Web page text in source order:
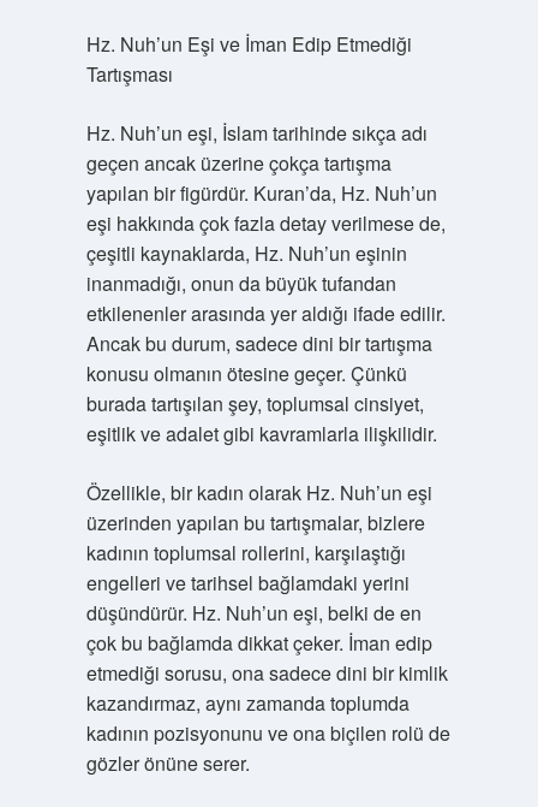
Hz. Nuh’un Eşi ve İman Edip Etmediği
Tartışması
Hz. Nuh’un eşi, İslam tarihinde sıkça adı
geçen ancak üzerine çokça tartışma
yapılan bir figürdür. Kuran’da, Hz. Nuh’un
eşi hakkında çok fazla detay verilmese de,
çeşitli kaynaklarda, Hz. Nuh’un eşinin
inanmadığı, onun da büyük tufandan
etkilenenler arasında yer aldığı ifade edilir.
Ancak bu durum, sadece dini bir tartışma
konusu olmanın ötesine geçer. Çünkü
burada tartışılan şey, toplumsal cinsiyet,
eşitlik ve adalet gibi kavramlarla ilişkilidir.
Özellikle, bir kadın olarak Hz. Nuh’un eşi
üzerinden yapılan bu tartışmalar, bizlere
kadının toplumsal rollerini, karşılaştığı
engelleri ve tarihsel bağlamdaki yerini
düşündürür. Hz. Nuh’un eşi, belki de en
çok bu bağlamda dikkat çeker. İman edip
etmediği sorusu, ona sadece dini bir kimlik
kazandırmaz, aynı zamanda toplumda
kadının pozisyonunu ve ona biçilen rolü de
gözler önüne serer.